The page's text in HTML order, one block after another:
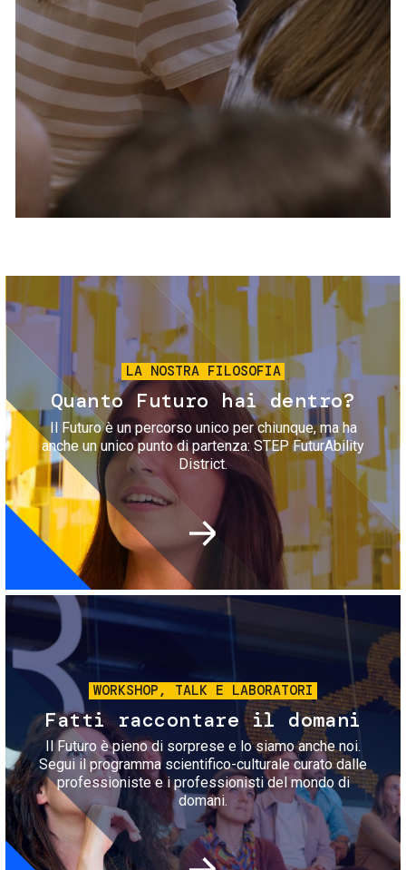
Servizi e accessibilità
Contatti
FAQ
Biglietti
Immagine
LA NOSTRA FILOSOFIA
Quanto Futuro hai dentro?
Il Futuro è un percorso unico per chiunque, ma ha
anche un unico punto di partenza: STEP FuturAbility
District.
Immagine
WORKSHOP, TALK E LABORATORI
Fatti raccontare il domani
Il Futuro è pieno di sorprese e lo siamo anche noi.
Segui il programma scientifico-culturale curato dalle
professioniste e i professionisti del mondo di
domani.